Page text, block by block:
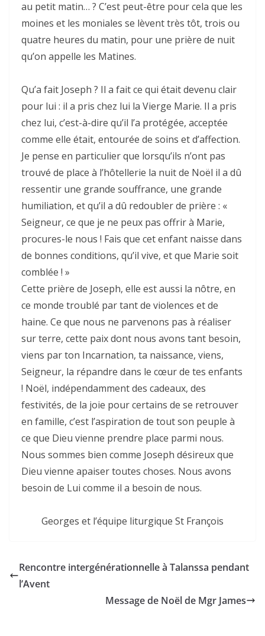
au petit matin… ? C’est peut-être pour cela que les
moines et les moniales se lèvent très tôt, trois ou
quatre heures du matin, pour une prière de nuit
qu’on appelle les Matines.
Qu’a fait Joseph ? Il a fait ce qui était devenu clair
pour lui : il a pris chez lui la Vierge Marie. Il a pris
chez lui, c’est-à-dire qu’il l’a protégée, acceptée
comme elle était, entourée de soins et d’affection.
Je pense en particulier que lorsqu’ils n’ont pas
trouvé de place à l’hôtellerie la nuit de Noël il a dû
ressentir une grande souffrance, une grande
humiliation, et qu’il a dû redoubler de prière : «
Seigneur, ce que je ne peux pas offrir à Marie,
procures-le nous ! Fais que cet enfant naisse dans
de bonnes conditions, qu’il vive, et que Marie soit
comblée ! »
Cette prière de Joseph, elle est aussi la nôtre, en
ce monde troublé par tant de violences et de
haine. Ce que nous ne parvenons pas à réaliser
sur terre, cette paix dont nous avons tant besoin,
viens par ton Incarnation, ta naissance, viens,
Seigneur, la répandre dans le cœur de tes enfants
! Noël, indépendamment des cadeaux, des
festivités, de la joie pour certains de se retrouver
en famille, c’est l’aspiration de tout son peuple à
ce que Dieu vienne prendre place parmi nous.
Nous sommes bien comme Joseph désireux que
Dieu vienne apaiser toutes choses. Nous avons
besoin de Lui comme il a besoin de nous.
Georges et l’équipe liturgique St François
Rencontre intergénérationnelle à Talanssa pendant
l’Avent
Message de Noël de Mgr James